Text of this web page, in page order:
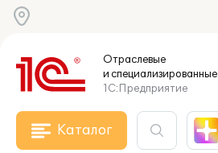
Отраслевые
и специализированные
1С:Предприятие
Каталог